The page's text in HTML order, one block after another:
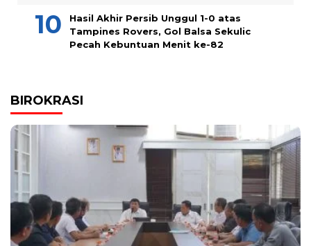
Hasil Akhir Persib Unggul 1-0 atas
Tampines Rovers, Gol Balsa Sekulic
Pecah Kebuntuan Menit ke-82
BIROKRASI